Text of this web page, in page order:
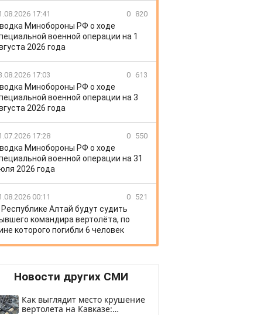
17:41 0 820
Минобороны РФ о ходе
военной операции на 1
2026 года
17:03 0 613
Минобороны РФ о ходе
военной операции на 3
2026 года
17:28 0 550
Минобороны РФ о ходе
военной операции на 31
2026 года
00:11 0 521
Республике Алтай будут судить
командира вертолёта, по
которого погибли 6 человек
Новости других СМИ
Как выглядит место крушение
вертолета на Кавказе: